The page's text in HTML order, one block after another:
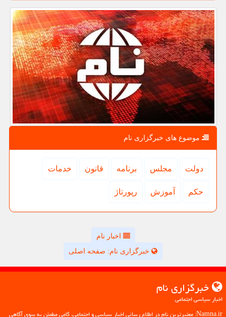
موضوع های خبرگزاری نام
دولت مجلس برنامه قانون خدمات
حكم آموزش رپورتاژ
اخبار نام
خبرگزاری نام: صفحه اصلی
خبرگزاری نام
اخبار سیاسی اجتماعی
Namna.ir: معتبرترین نام در اطلاع رسانی اخبار سیاسی و اجتماعی، گامی مطمئن به سوی آگاهی